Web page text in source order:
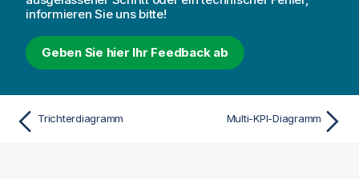
informieren Sie uns bitte!
Geben Sie hier Ihr Feedback ab
Trichterdiagramm Multi-KPI-Diagramm